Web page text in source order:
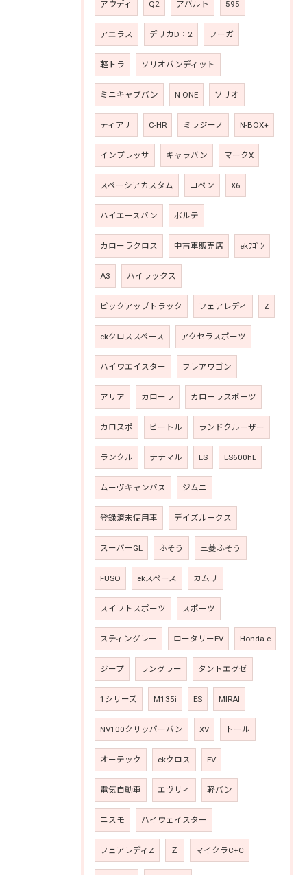
アウディ Q2 アバルト 595
アエラス デリカD：2 フーガ
軽トラ ソリオバンディット
ミニキャブバン N-ONE ソリオ
ティアナ C-HR ミラジーノ N-BOX+
インプレッサ キャラバン マークX
スペーシアカスタム コペン X6
ハイエースバン ポルテ
カローラクロス 中古車販売店 ekﾜｺﾞﾝ
A3 ハイラックス
ピックアップトラック フェアレディ Z
ekクロススペース アクセラスポーツ
ハイウエイスター フレアワゴン
アリア カローラ カローラスポーツ
カロスポ ビートル ランドクルーザー
ランクル ナナマル LS LS600hL
ムーヴキャンバス ジムニ
登録済未使用車 デイズルークス
スーパーGL ふそう 三菱ふそう
FUSO ekスペース カムリ
スイフトスポーツ スポーツ
スティングレー ロータリーEV Honda e
ジープ ラングラー タントエグゼ
1シリーズ M135i ES MIRAI
NV100クリッパーバン XV トール
オーテック ekクロス EV
電気自動車 エヴリィ 軽バン
ニスモ ハイウェイスター
フェアレディZ Ｚ マイクラC+C